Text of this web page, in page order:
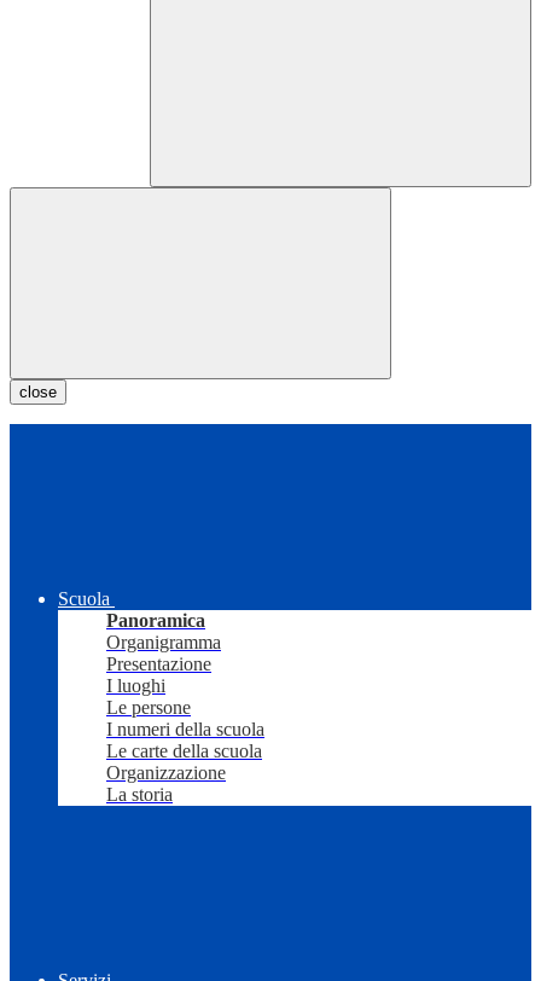
close
Scuola
Panoramica
Organigramma
Presentazione
I luoghi
Le persone
I numeri della scuola
Le carte della scuola
Organizzazione
La storia